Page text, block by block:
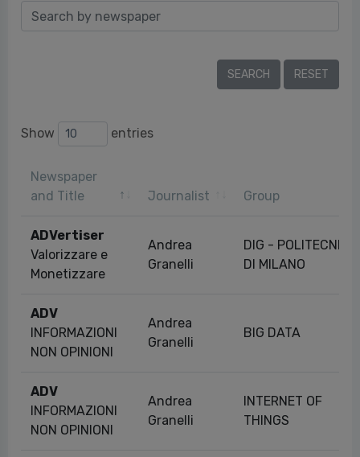
Show entries
Newspaper
and Title
Journalist Group
ADVertiser
Valorizzare e
Monetizzare
Andrea
Granelli
DIG - POLITECNICO
DI MILANO
ADV
INFORMAZIONI
NON OPINIONI
Andrea
Granelli
BIG DATA
ADV
INFORMAZIONI
NON OPINIONI
Andrea
Granelli
INTERNET OF
THINGS